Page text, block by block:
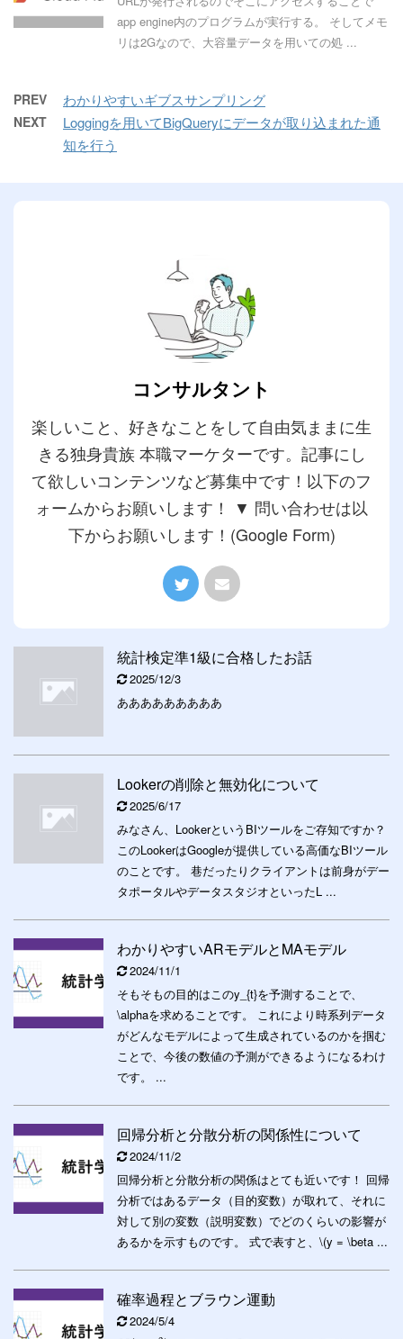
app engine内のプログラムが実行する。 そしてメモ
リは2Gなので、大容量データを用いての処 ...
PREV わかりやすいギブスサンプリング
NEXT
Loggingを用いてBigQueryにデータが取り込まれた通
知を行う
コンサルタント
楽しいこと、好きなことをして自由気ままに生
きる独身貴族 本職マーケターです。記事にし
て欲しいコンテンツなど募集中です！以下のフ
ォームからお願いします！ ▼ 問い合わせは以
下からお願いします！(Google Form)
統計検定準1級に合格したお話
2025/12/3
あああああああああ
Lookerの削除と無効化について
2025/6/17
みなさん、LookerというBIツールをご存知ですか？
このLookerはGoogleが提供している高価なBIツール
のことです。 巷だったりクライアントは前身がデー
タポータルやデータスタジオといったL ...
わかりやすいARモデルとMAモデル
2024/11/1
そもそもの目的はこのy_{t}を予測することで、
\alphaを求めることです。 これにより時系列データ
がどんなモデルによって生成されているのかを掴む
ことで、今後の数値の予測ができるようになるわけ
です。 ...
回帰分析と分散分析の関係性について
2024/11/2
回帰分析と分散分析の関係はとても近いです！ 回帰
分析ではあるデータ（目的変数）が取れて、それに
対して別の変数（説明変数）でどのくらいの影響が
あるかを示すものです。 式で表すと、\(y = \beta ...
確率過程とブラウン運動
2024/5/4